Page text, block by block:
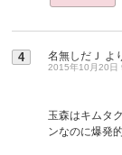
4 名無しだＪ よ
2015年10月20日
玉森はキムタ
ンなのに爆発